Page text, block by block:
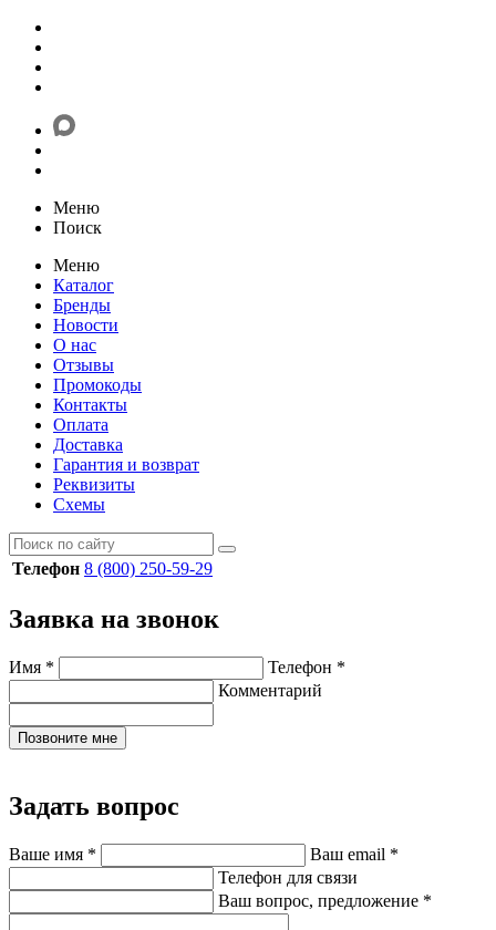
Меню
Поиск
Меню
Каталог
Бренды
Новости
О нас
Отзывы
Промокоды
Контакты
Оплата
Доставка
Гарантия и возврат
Реквизиты
Схемы
Телефон 8 (800) 250-59-29
Заявка на звонок
Имя * Телефон *
Комментарий
Позвоните мне
Задать вопрос
Ваше имя * Ваш email *
Телефон для связи
Ваш вопрос, предложение *